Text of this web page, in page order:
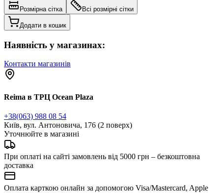
Розмірна сітка Всі розмірні сітки
Додати в кошик
Наявність у магазинах:
Контакти магазинів
Reima в ТРЦ Ocean Plaza
+38(063) 988 08 54
Київ, вул. Антоновича, 176 (2 поверх)
Уточнюйте в магазині
При оплаті на сайті замовлень від 5000 грн – безкоштовна
доставка
Оплата карткою онлайн за допомогою Visa/Mastercard, Apple